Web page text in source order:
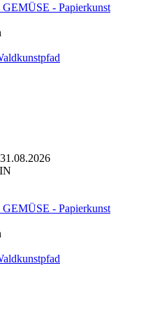
- Papierkunst
- Papierkunst